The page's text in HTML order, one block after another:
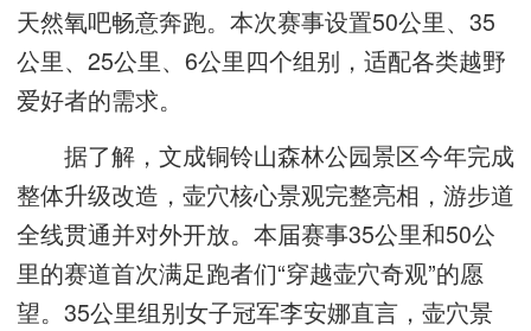
天然氧吧畅意奔跑。本次赛事设置50公里、35
公里、25公里、6公里四个组别，适配各类越野
爱好者的需求。
据了解，文成铜铃山森林公园景区今年完成
整体升级改造，壶穴核心景观完整亮相，游步道
全线贯通并对外开放。本届赛事35公里和50公
里的赛道首次满足跑者们“穿越壶穴奇观”的愿
望。35公里组别女子冠军李安娜直言，壶穴景